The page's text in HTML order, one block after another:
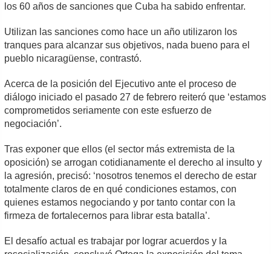
los 60 años de sanciones que Cuba ha sabido enfrentar.
Utilizan las sanciones como hace un año utilizaron los
tranques para alcanzar sus objetivos, nada bueno para el
pueblo nicaragüense, contrastó.
Acerca de la posición del Ejecutivo ante el proceso de
diálogo iniciado el pasado 27 de febrero reiteró que ‘estamos
comprometidos seriamente con este esfuerzo de
negociación’.
Tras exponer que ellos (el sector más extremista de la
oposición) se arrogan cotidianamente el derecho al insulto y
la agresión, precisó: ‘nosotros tenemos el derecho de estar
totalmente claros de en qué condiciones estamos, con
quienes estamos negociando y por tanto contar con la
firmeza de fortalecernos para librar esta batalla’.
El desafío actual es trabajar por lograr acuerdos y la